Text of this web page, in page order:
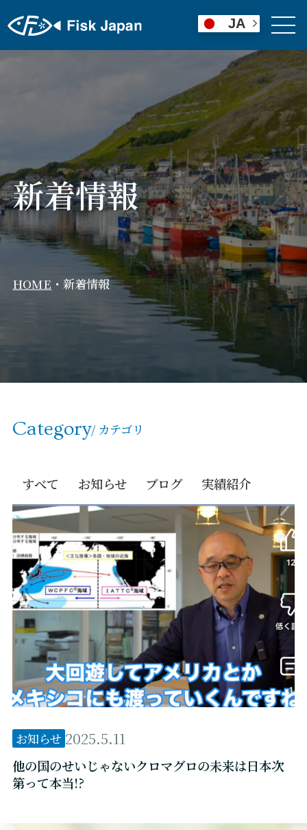
新着情報
HOME ・新着情報
Category/ カテゴリ
すべて お知らせ ブログ 実績紹介
お知らせ 2025.5.11
他の国のせいじゃないクロマグロの未来は日本次
第って本当!?
JA